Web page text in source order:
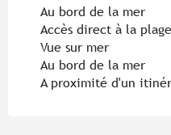
Au bord de la mer
Accès direct à la plage
Vue sur mer
Au bord de la mer
A proximité d'un